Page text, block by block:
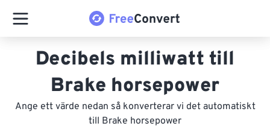
Decibels milliwatt till
Brake horsepower
Ange ett värde nedan så konverterar vi det automatiskt
till Brake horsepower